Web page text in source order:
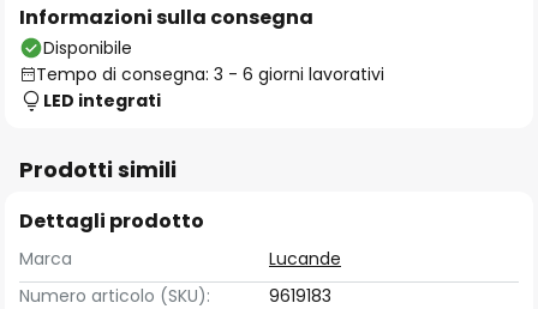
Informazioni sulla consegna
Disponibile
Tempo di consegna: 3 - 6 giorni lavorativi
LED integrati
Prodotti simili
Dettagli prodotto
Marca
Lucande
Numero articolo (SKU):
9619183